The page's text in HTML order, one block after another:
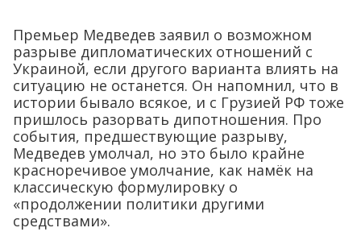
Премьер Медведев заявил о возможном
разрыве дипломатических отношений с
Украиной, если другого варианта влиять на
ситуацию не останется. Он напомнил, что в
истории бывало всякое, и с Грузией РФ тоже
пришлось разорвать дипотношения. Про
события, предшествующие разрыву,
Медведев умолчал, но это было крайне
красноречивое умолчание, как намёк на
классическую формулировку о
«продолжении политики другими
средствами».